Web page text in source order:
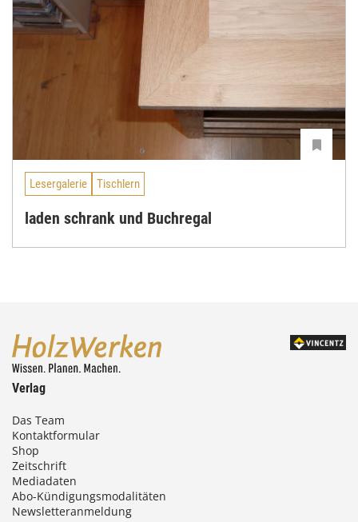
Lesergalerie Tischlern
laden schrank und Buchregal
Verlag
Das Team
Kontaktformular
Shop
Zeitschrift
Mediadaten
Abo-Kündigungsmodalitäten
Newsletteranmeldung